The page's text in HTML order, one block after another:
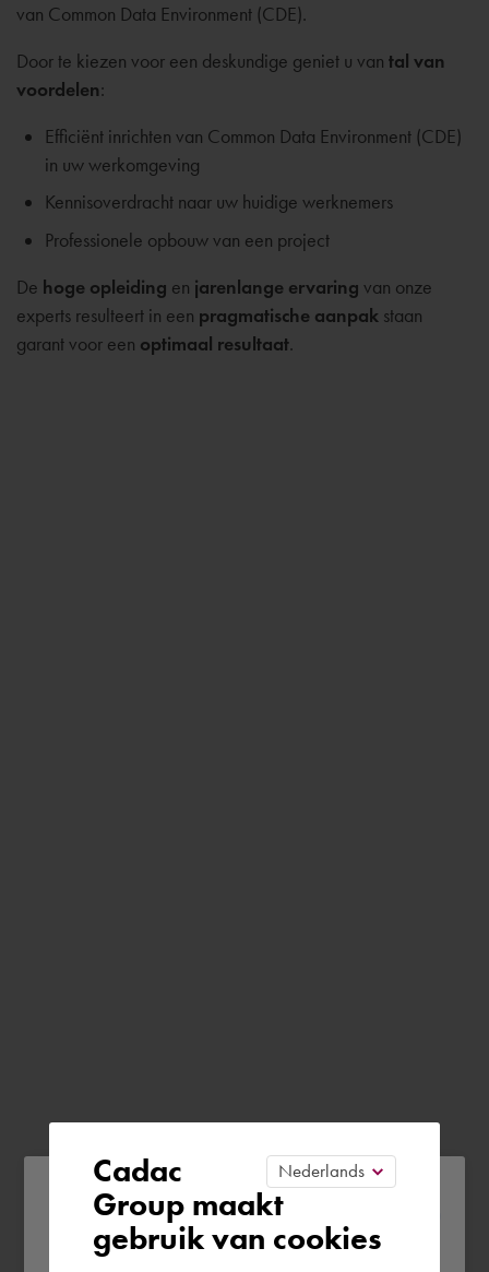
van Common Data Environment (CDE).
Door te kiezen voor een deskundige geniet u van tal van
voordelen:
Efficiënt inrichten van Common Data Environment (CDE)
in uw werkomgeving
Kennisoverdracht naar uw huidige werknemers
Professionele opbouw van een project
De hoge opleiding en jarenlange ervaring van onze
experts resulteert in een pragmatische aanpak staan
garant voor een optimaal resultaat.
Please confirm your current
region
Cadac
Group maakt
gebruik van cookies